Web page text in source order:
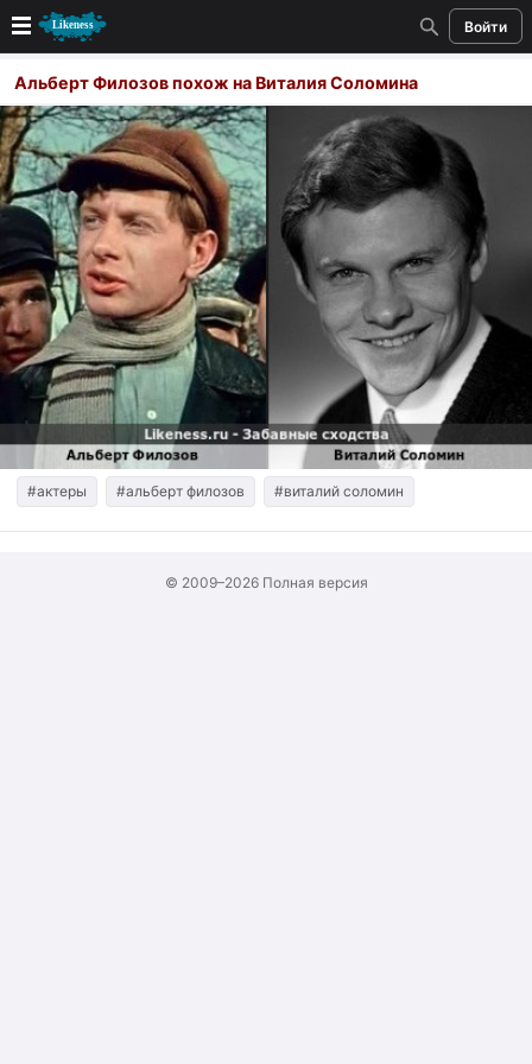
Войти
Новые
Лучшие
Голосование
Кандидаты
Случайное сходство 👍
Создать сходство
Для публикации необходима авторизация
Поиск
Альберт Филозов похож на Виталия Соломина
#актеры #альберт филозов #виталий соломин
© 2009–2026 Полная версия